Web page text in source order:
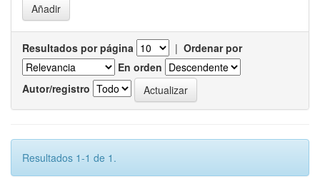
Resultados por página | Ordenar por
En orden
Autor/registro
Resultados 1-1 de 1.